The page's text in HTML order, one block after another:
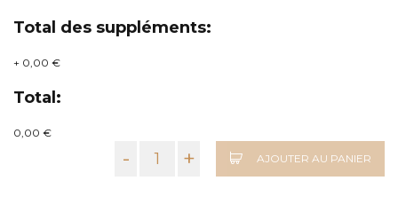
Total des suppléments:
+ 0,00 €
Total:
0,00 €
- + AJOUTER AU PANIER